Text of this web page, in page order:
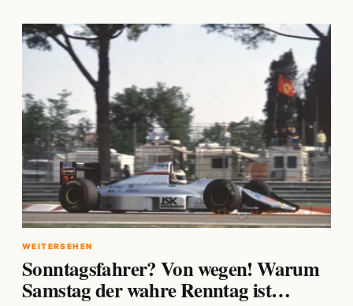
WEITERSEHEN
Sonntagsfahrer? Von wegen! Warum
Samstag der wahre Renntag ist…